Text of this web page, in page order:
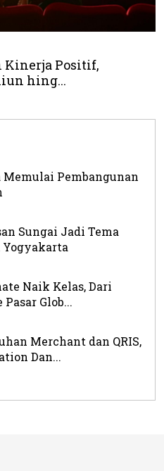
Kinerja Positif,
hing...
Pembangunan
Sungai Jadi Tema
Yogyakarta
Naik Kelas, Dari
Glob...
Merchant dan QRIS,
Dan...